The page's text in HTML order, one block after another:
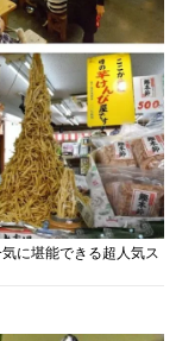
に堪能できる超人気ス